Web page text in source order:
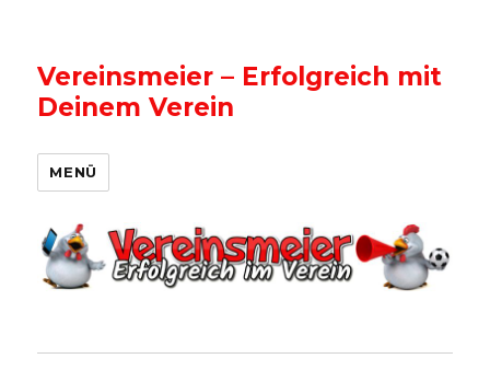
Vereinsmeier – Erfolgreich mit
Deinem Verein
MENÜ